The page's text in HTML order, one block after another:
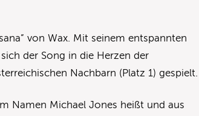
von Wax. Mit seinem entspannten
der Song in die Herzen der
Nachbarn (Platz 1) gespielt.
Namen Michael Jones heißt und aus